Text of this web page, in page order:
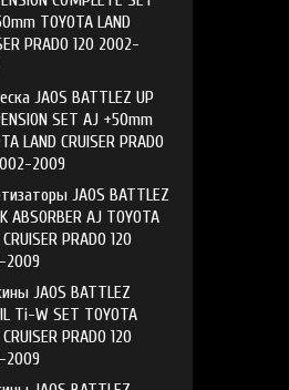
TOYOTA LAND
PRADO 120 2002-
JAOS BATTLEZ UP
SET AJ +50mm
LAND CRUISER PRADO
2009
JAOS BATTLEZ
ABSORBER AJ TOYOTA
PRADO 120
2009
JAOS BATTLEZ
Ti-W SET TOYOTA
PRADO 120
2009